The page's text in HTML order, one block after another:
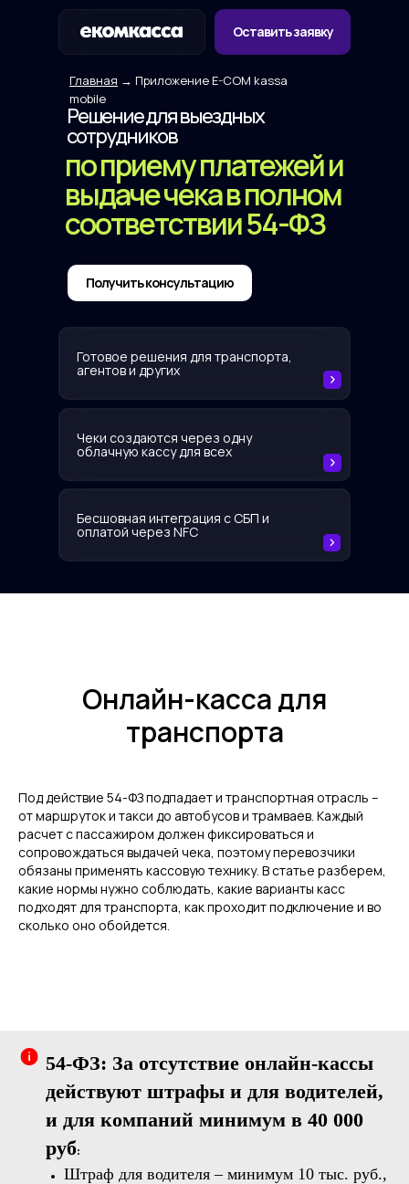
Решение для выездных
сотрудников
по приему платежей и
выдаче чека в полном
соответствии 54-ФЗ
Главная → Приложение E-COM kassa
mobile
Оставить заявку
Чеки создаются через одну
облачную кассу для всех
Готовое решения для транспорта,
агентов и других
Бесшовная интеграция с СБП и
оплатой через NFC
Получить консультацию
Онлайн-касса для
транспорта
Под действие 54-ФЗ подпадает и транспортная отрасль –
от маршруток и такси до автобусов и трамваев. Каждый
расчет с пассажиром должен фиксироваться и
сопровождаться выдачей чека, поэтому перевозчики
обязаны применять кассовую технику. В статье разберем,
какие нормы нужно соблюдать, какие варианты касс
подходят для транспорта, как проходит подключение и во
сколько оно обойдется.
54-ФЗ: За отсутствие онлайн-кассы
действуют штрафы и для водителей,
и для компаний минимум в 40 000
руб:
Штраф для водителя – минимум 10 тыс. руб.,